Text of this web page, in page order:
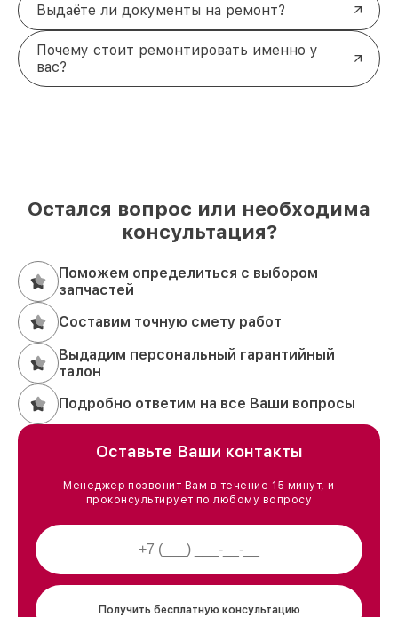
Выдаёте ли документы на ремонт?
Почему стоит ремонтировать именно у
вас?
Остался вопрос или необходима
консультация?
Поможем определиться с выбором
запчастей
Составим точную смету работ
Выдадим персональный гарантийный
талон
Подробно ответим на все Ваши вопросы
Оставьте Ваши контакты
Менеджер позвонит Вам в течение 15 минут, и
проконсультирует по любому вопросу
Получить бесплатную консультацию